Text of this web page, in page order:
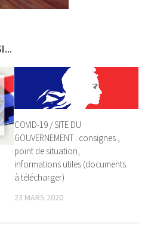
COVID-19 / SITE DU
GOUVERNEMENT : consignes ,
point de situation,
informations utiles (documents
à télécharger)
23 MARS 2020